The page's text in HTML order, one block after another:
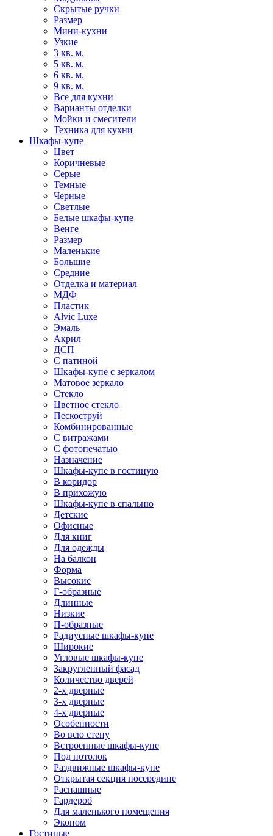
Скрытые ручки
Размер
Мини-кухни
Узкие
3 кв. м.
5 кв. м.
6 кв. м.
9 кв. м.
Все для кухни
Варианты отделки
Мойки и смесители
Техника для кухни
Шкафы-купе
Цвет
Коричневые
Серые
Темные
Черные
Светлые
Белые шкафы-купе
Венге
Размер
Маленькие
Большие
Средние
Отделка и материал
МДФ
Пластик
Alvic Luxe
Эмаль
Акрил
ДСП
С патиной
Шкафы-купе с зеркалом
Матовое зеркало
Стекло
Цветное стекло
Пескоструй
Комбинированные
С витражами
С фотопечатью
Назначение
Шкафы-купе в гостиную
В коридор
В прихожую
Шкафы-купе в спальню
Детские
Офисные
Для книг
Для одежды
На балкон
Форма
Высокие
Г-образные
Длинные
Низкие
П-образные
Радиусные шкафы-купе
Широкие
Угловые шкафы-купе
Закругленный фасад
Количество дверей
2-х дверные
3-х дверные
4-х дверные
Особенности
Во всю стену
Встроенные шкафы-купе
Под потолок
Раздвижные шкафы-купе
Открытая секция посередине
Распашные
Гардероб
Для маленького помещения
Эконом
Гостиные